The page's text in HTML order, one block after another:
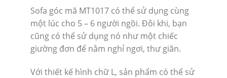
Sofa góc mã MT1017 có thể sử dụng cùng
một lúc cho 5 – 6 người ngồi. Đôi khi, bạn
cũng có thể sử dụng nó như một chiếc
giường đơn để nằm nghỉ ngơi, thư giãn.
Với thiết kế hình chữ L, sản phẩm có thể sử